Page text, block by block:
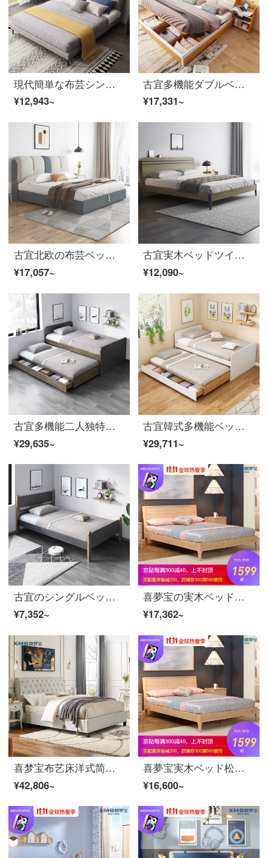
現代簡単な布芸シングルダブルベッド北欧スタイル金属製の実木ホームベッドの主なベッドルームの家具浅い灰色【1.8*2メートル】
¥12,943~
古宜多機能ダブルベッド収納器USB充電ベルトベッドヘッドランプ1.5 mベッドルーム板式ベッド付きベッドヘッドセット油圧ショベル+2つの隠しベッドヘッドセット1500*2000
¥17,331~
古宜北欧の布芸ベッドは簡単で現代1.8 mの箱のベッドと二人の寝室の軟包ベッドが無料で洗濯できます。
¥17,057~
古宜実木ベッドツイン現代簡単約1.8メートルのベッドのレンタルルーム北欧の小型ベッドルームの板式ベッドのダブルベッド+1つのベッドの頭台1800 mm*2000 mmの組み立て式棚ベッド
¥12,090~
古宜多機能二人独特の畳二段ベッドは現代高低ベッドの上下段ベッド+ベットマット1500 mm*2000 mmです。
¥29,635~
古宜韓式多機能ベッドの二人畳ベッドの上から下段の小さな部屋型ベッドルームの二段ベッドの上から下段のベッド+上から下段ベッドの1200*2000
¥29,711~
古宜のシングルベッドの1.2メートルの1.5メートルの小型住宅の簡単な家庭用ベッドの賃貸住宅のベッドの本当の木のベッドの足のシングルベッドの1200*2000
¥7,352~
喜夢宝の実木ベッド松木1.5メートル1.8メートル北欧和式シンプルベッドルームの家具ダブルベッド1800*2000
¥17,362~
喜梦宝布艺床洋式简约风1.5メートル1.8メートルの実木ソフトはダブルベッドの米ホワイトベッド1800*2000にあります。
¥42,806~
喜夢宝実木ベッド松木1.5メートル1.8メートル北欧和式シンプルベッドルーム家具ダブルベッド1500*2000
¥16,600~